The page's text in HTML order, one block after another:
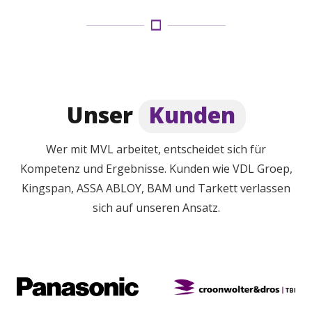
Unser Kunden
Wer mit MVL arbeitet, entscheidet sich für
Kompetenz und Ergebnisse. Kunden wie VDL Groep,
Kingspan, ASSA ABLOY, BAM und Tarkett verlassen
sich auf unseren Ansatz.